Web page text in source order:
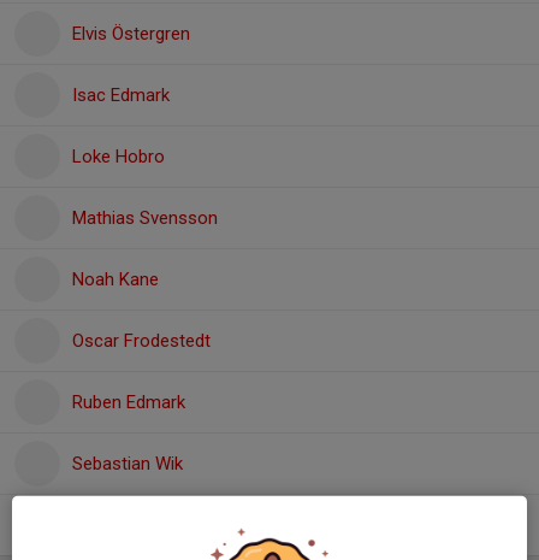
Elvis Östergren
Isac Edmark
Loke Hobro
Mathias Svensson
Noah Kane
Oscar Frodestedt
Ruben Edmark
Sebastian Wik